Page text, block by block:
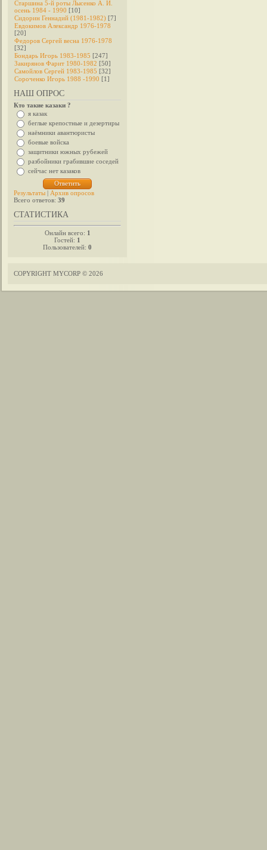
Старшина 5-й роты Лысенко А. И.
осень 1984 - 1990 [10]
Сидорин Геннадий (1981-1982) [7]
Евдокимов Александр 1976-1978
[20]
Федоров Cергей весна 1976-1978
[32]
Бондарь Игорь 1983-1985 [247]
Закирянов Фарит 1980-1982 [50]
Самойлов Сергей 1983-1985 [32]
Сороченко Игорь 1988 -1990 [1]
НАШ ОПРОС
Кто такие казаки ?
я казак
беглые крепостные и дезертиры
наёмники авантюристы
боевые войска
защитники южных рубежей
разбойники грабившие соседей
сейчас нет казаков
Результаты | Архив опросов
Всего ответов: 39
СТАТИСТИКА
Онлайн всего: 1
Гостей: 1
Пользователей: 0
COPYRIGHT MYCORP © 2026